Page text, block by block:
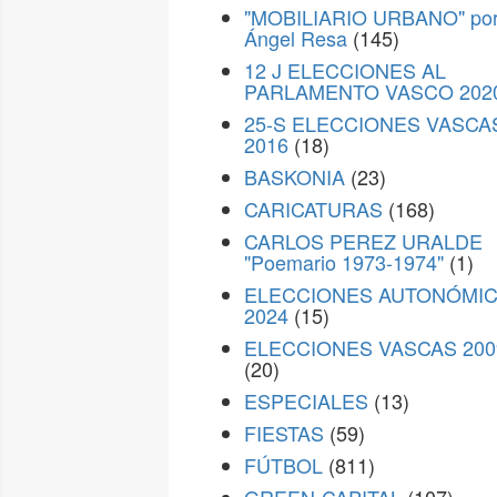
"MOBILIARIO URBANO"
Ángel Resa (145)
12 J ELECCIONES AL
PARLAMENTO VASCO
25-S ELECCIONES
2016 (18)
BASKONIA (23)
CARICATURAS (168)
CARLOS PEREZ URALDE
"Poemario 1973-1974" (1)
ELECCIONES
2024 (15)
ELECCIONES VASCAS
(20)
ESPECIALES (13)
FIESTAS (59)
FÚTBOL (811)